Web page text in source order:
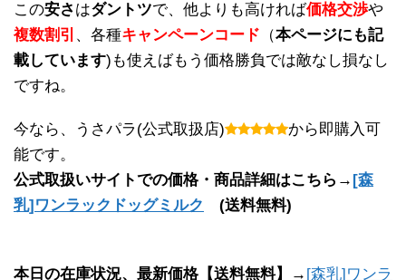
この安さはダントツで、他よりも高ければ価格交渉や
複数割引 、各種キャンペーンコード （本ページにも記
載しています)も使えばもう価格勝負では敵なし損なし
ですね。
今なら、うさパラ(公式取扱店)
から即購入可
能です。
公式取扱いサイトでの価格・商品詳細はこちら→ [森
乳]ワンラックドッグミルク
(送料無料)
本日の在庫状況、最新価格【送料無料】→ [森乳]ワンラ